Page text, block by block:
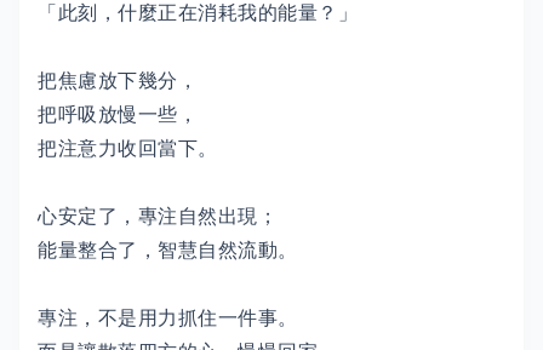
「此刻，什麼正在消耗我的能量？」
把焦慮放下幾分，
把呼吸放慢一些，
把注意力收回當下。
心安定了，專注自然出現；
能量整合了，智慧自然流動。
專注，不是用力抓住一件事。